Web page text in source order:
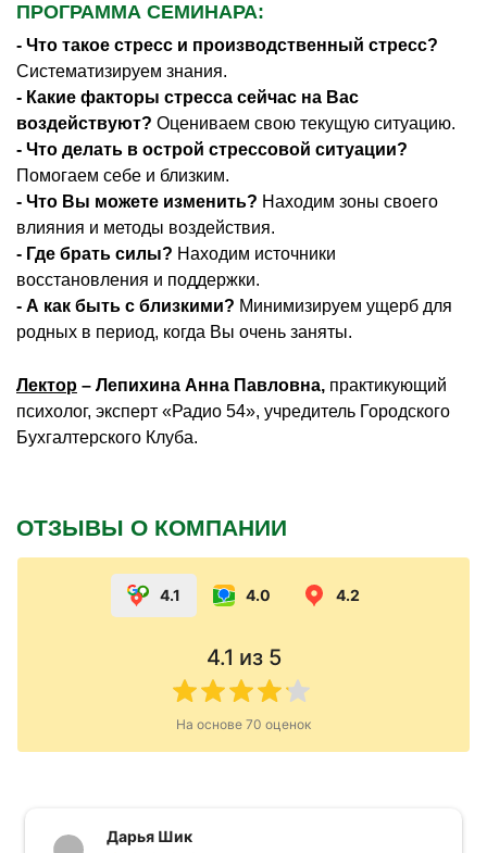
ПРОГРАММА СЕМИНАРА:
- Что такое стресс и производственный стресс?
Систематизируем знания.
- Какие факторы стресса сейчас на Вас
воздействуют? Оцениваем свою текущую ситуацию.
- Что делать в острой стрессовой ситуации?
Помогаем себе и близким.
- Что Вы можете изменить? Находим зоны своего
влияния и методы воздействия.
- Где брать силы? Находим источники
восстановления и поддержки.
- А как быть с близкими? Минимизируем ущерб для
родных в период, когда Вы очень заняты.
Лектор – Лепихина Анна Павловна, практикующий
психолог, эксперт «Радио 54», учредитель Городского
Бухгалтерского Клуба.
ОТЗЫВЫ О КОМПАНИИ
4.1 4.0 4.2
4.1 из 5
На основе 70 оценок
Дарья Шик